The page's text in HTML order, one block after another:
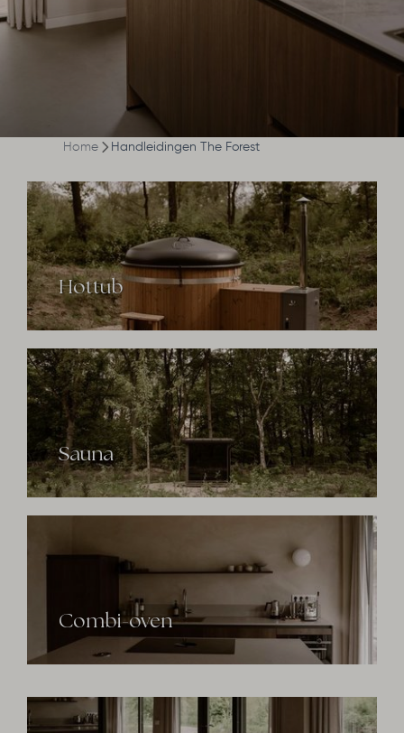
Home Handleidingen The Forest
Hottub
Sauna
Combi-oven